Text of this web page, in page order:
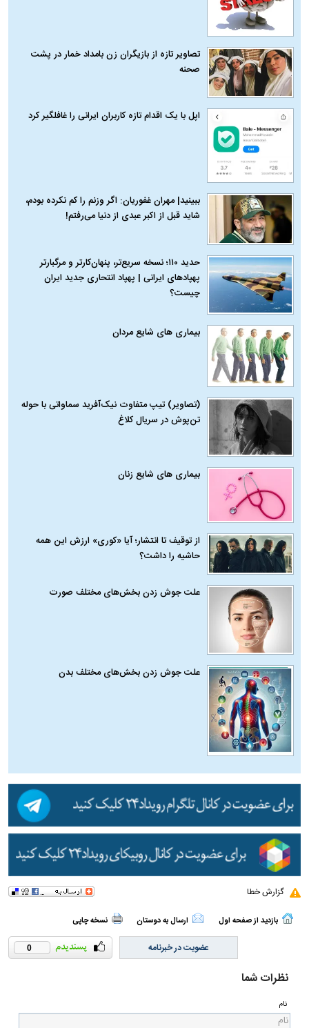
تصاویر تازه از بازیگران زن بامداد خمار در پشت
صحنه
اپل با یک اقدام تازه کاربران ایرانی را غافلگیر کرد
ببینید| مهران غفوریان: اگر وزنم را کم نکرده بودم،
شاید قبل از اکبر عبدی از دنیا می‌رفتم!
حدید ۱۱۰؛ نسخه سریع‌تر، پنهان‌کارتر و مرگبارتر
پهپادهای ایرانی | پهپاد انتحاری جدید ایران
چیست؟
بیماری‌ های شایع مردان
(تصاویر) تیپ متفاوت نیک‌آفرید سماواتی با حوله
تن‌پوش در سریال کلاغ
بیماری‌ های شایع زنان
از توقیف تا انتشار؛ آیا «کوری» ارزش این همه
حاشیه را داشت؟
علت جوش زدن بخش‌های مختلف صورت
علت جوش زدن بخش‌های مختلف بدن
گزارش خطا
بازدید از صفحه اول ارسال به دوستان نسخه چاپی
0 عضویت در خبرنامه
نظرات شما
نام